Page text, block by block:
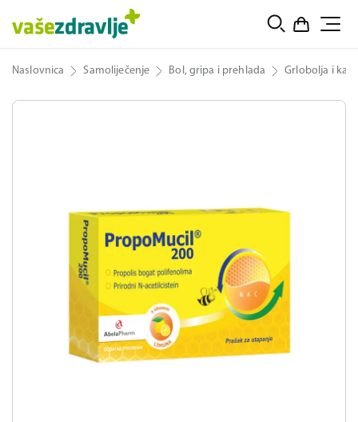
Naslovnica Samoliječenje Bol, gripa i prehlada Grlobolja i